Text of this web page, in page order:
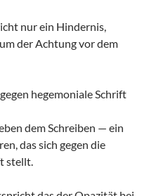
nur ein Hindernis,
der Achtung vor dem
hegemoniale Schrift
dem Schreiben — ein
das sich gegen die
stellt.